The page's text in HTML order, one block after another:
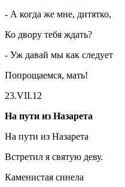
- А когда же мне, дитятко,
Ко двору тебя ждать?
- Уж давай мы как следует
Попрощаемся, мать!
23.VII.12
На пути из Назарета
На пути из Назарета
Встретил я святую деву.
Каменистая синела